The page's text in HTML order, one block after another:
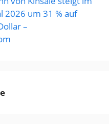
2026 um 31 % auf
–